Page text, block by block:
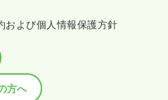
および個人情報保護方針
方へ